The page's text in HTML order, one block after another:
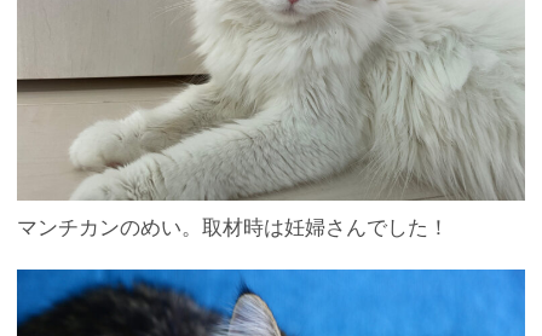
マンチカンのめい。取材時は妊婦さんでした！